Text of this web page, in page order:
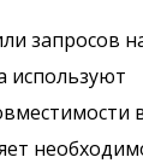
запросов
используют